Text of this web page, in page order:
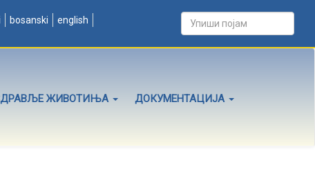
bosanski english
ЖИВОТИЊА ДОКУМЕНТАЦИЈА